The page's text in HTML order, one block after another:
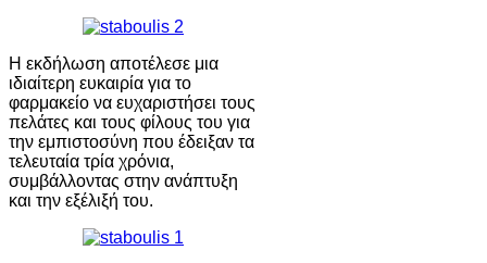
Η εκδήλωση αποτέλεσε μια
ιδιαίτερη ευκαιρία για το
φαρμακείο να ευχαριστήσει τους
πελάτες και τους φίλους του για
την εμπιστοσύνη που έδειξαν τα
τελευταία τρία χρόνια,
συμβάλλοντας στην ανάπτυξη
και την εξέλιξή του.